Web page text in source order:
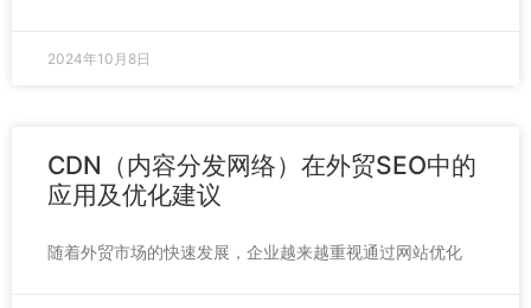
2024年10月8日
CDN（内容分发网络）在外贸SEO中的
应用及优化建议
随着外贸市场的快速发展，企业越来越重视通过网站优化